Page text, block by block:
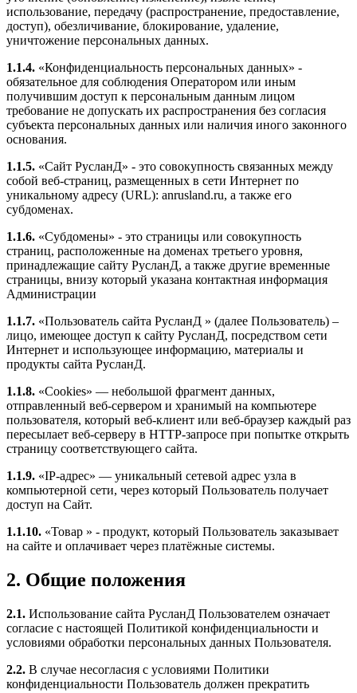
использование, передачу (распространение, предоставление,
доступ), обезличивание, блокирование, удаление,
уничтожение персональных данных.
1.1.4. «Конфиденциальность персональных данных» -
обязательное для соблюдения Оператором или иным
получившим доступ к персональным данным лицом
требование не допускать их распространения без согласия
субъекта персональных данных или наличия иного законного
основания.
1.1.5. «Сайт РусланД» - это совокупность связанных между
собой веб-страниц, размещенных в сети Интернет по
уникальному адресу (URL): anrusland.ru, а также его
субдоменах.
1.1.6. «Субдомены» - это страницы или совокупность
страниц, расположенные на доменах третьего уровня,
принадлежащие сайту РусланД, а также другие временные
страницы, внизу который указана контактная информация
Администрации
1.1.7. «Пользователь сайта РусланД » (далее Пользователь) –
лицо, имеющее доступ к сайту РусланД, посредством сети
Интернет и использующее информацию, материалы и
продукты сайта РусланД.
1.1.8. «Cookies» — небольшой фрагмент данных,
отправленный веб-сервером и хранимый на компьютере
пользователя, который веб-клиент или веб-браузер каждый раз
пересылает веб-серверу в HTTP-запросе при попытке открыть
страницу соответствующего сайта.
1.1.9. «IP-адрес» — уникальный сетевой адрес узла в
компьютерной сети, через который Пользователь получает
доступ на Сайт.
1.1.10. «Товар » - продукт, который Пользователь заказывает
на сайте и оплачивает через платёжные системы.
2. Общие положения
2.1. Использование сайта РусланД Пользователем означает
согласие с настоящей Политикой конфиденциальности и
условиями обработки персональных данных Пользователя.
2.2. В случае несогласия с условиями Политики
конфиденциальности Пользователь должен прекратить